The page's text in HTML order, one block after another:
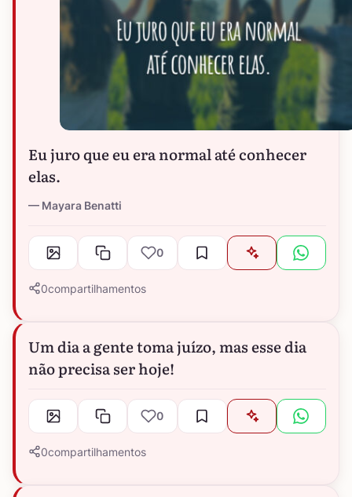
Eu juro que eu era normal até conhecer
elas.
Mayara Benatti
0
0compartilhamentos
Um dia a gente toma juízo, mas esse dia
não precisa ser hoje!
0
0compartilhamentos